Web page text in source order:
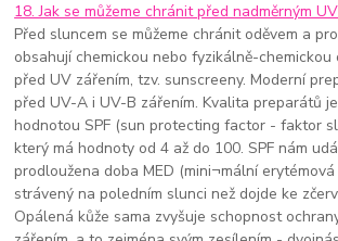
18. Jak se můžeme chránit před nadměrným
Před sluncem se můžeme chránit oděvem a
obsahují chemickou nebo fyzikálně-
před UV zářením, tzv. sunscreeny. Moderní
před UV-A i UV-B zářením. Kvalita preparátů
hodnotou SPF (sun protecting factor - faktor
který má hodnoty od 4 až do 100. SPF nám
prodloužena doba MED (mini¬mální erytémová
strávený na poledním slunci než dojde ke
Opálená kůže sama zvyšuje schopnost